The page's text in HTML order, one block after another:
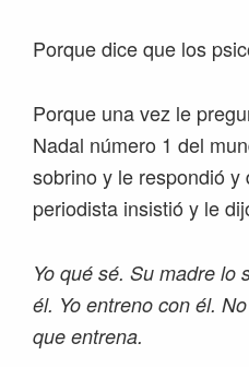
Porque dice que los
Porque una vez le
Nadal número 1 del
sobrino y le respondió
periodista insistió y le
Yo qué sé. Su madre lo
él. Yo entreno con él.
que entrena.